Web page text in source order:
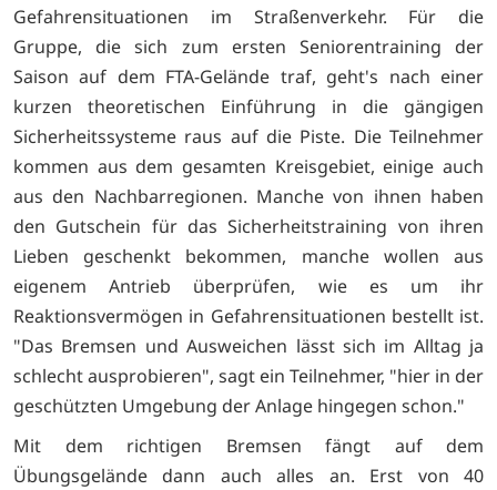
Gefahrensituationen im Straßenverkehr. Für die
Gruppe, die sich zum ersten Seniorentraining der
Saison auf dem FTA-Gelände traf, geht's nach einer
kurzen theoretischen Einführung in die gängigen
Sicherheitssysteme raus auf die Piste. Die Teilnehmer
kommen aus dem gesamten Kreisgebiet, einige auch
aus den Nachbarregionen. Manche von ihnen haben
den Gutschein für das Sicherheitstraining von ihren
Lieben geschenkt bekommen, manche wollen aus
eigenem Antrieb überprüfen, wie es um ihr
Reaktionsvermögen in Gefahrensituationen bestellt ist.
"Das Bremsen und Ausweichen lässt sich im Alltag ja
schlecht ausprobieren", sagt ein Teilnehmer, "hier in der
geschützten Umgebung der Anlage hingegen schon."
Mit dem richtigen Bremsen fängt auf dem
Übungsgelände dann auch alles an. Erst von 40